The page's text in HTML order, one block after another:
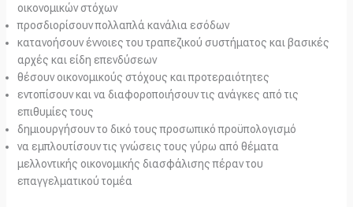
οικονομικών στόχων
προσδιορίσουν πολλαπλά κανάλια εσόδων
κατανοήσουν έννοιες του τραπεζικού συστήματος και βασικές
αρχές και είδη επενδύσεων
θέσουν οικονομικούς στόχους και προτεραιότητες
εντοπίσουν και να διαφοροποιήσουν τις ανάγκες από τις
επιθυμίες τους
δημιουργήσουν το δικό τους προσωπικό προϋπολογισμό
να εμπλουτίσουν τις γνώσεις τους γύρω από θέματα
μελλοντικής οικονομικής διασφάλισης πέραν του
επαγγελματικού τομέα